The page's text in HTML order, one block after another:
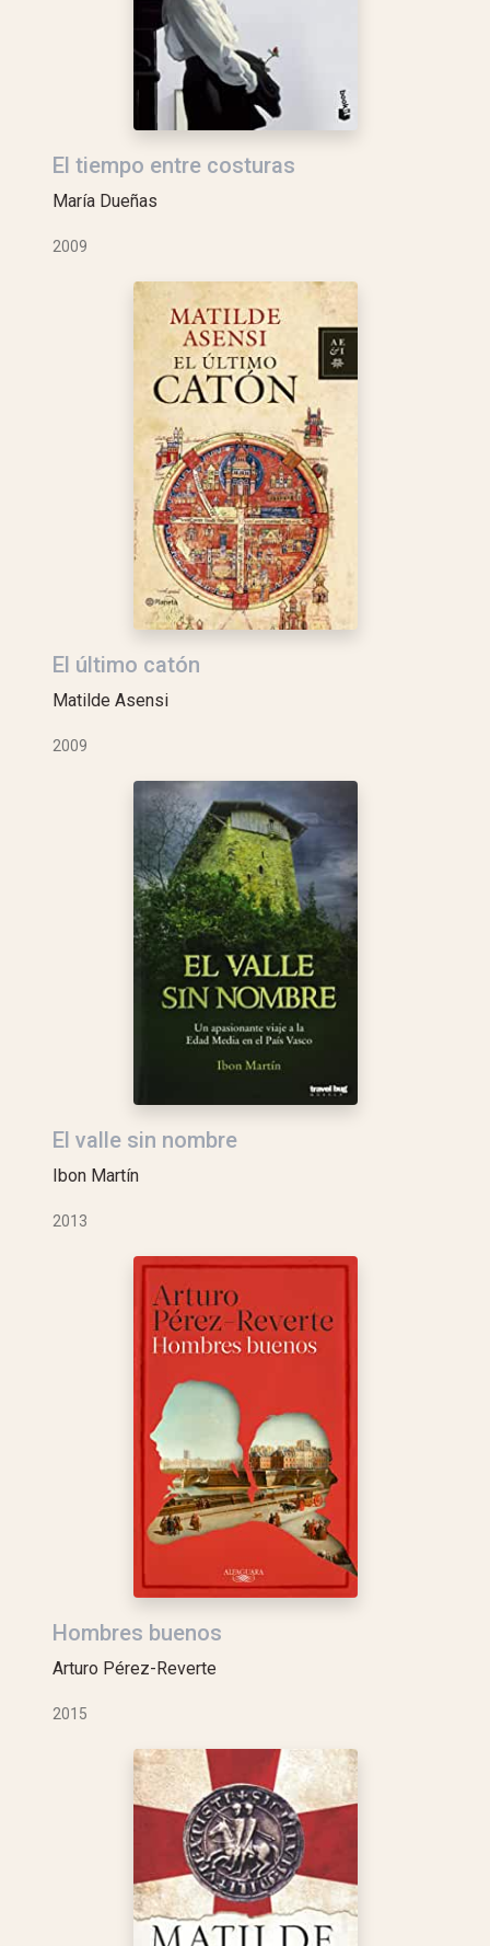
El tiempo entre costuras
María Dueñas
2009
El último catón
Matilde Asensi
2009
El valle sin nombre
Ibon Martín
2013
Hombres buenos
Arturo Pérez-Reverte
2015